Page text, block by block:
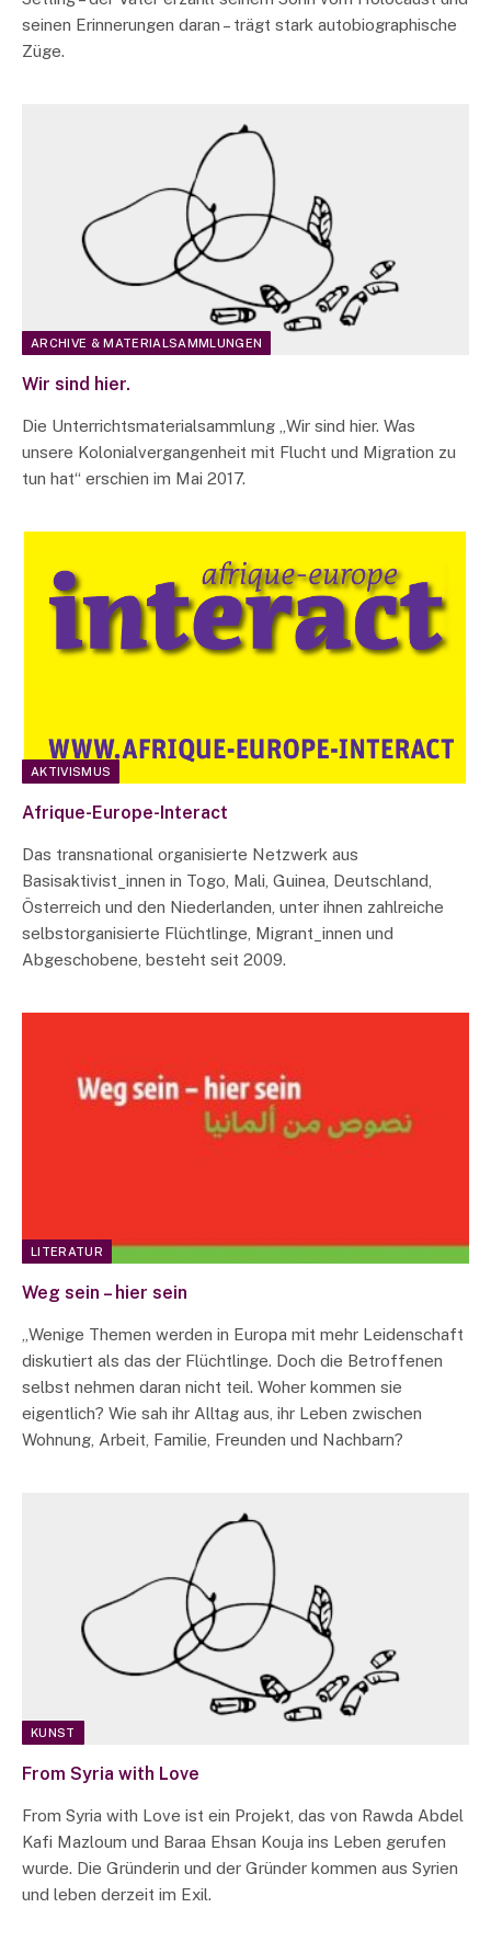
seinen Erinnerungen daran – trägt stark autobiographische
Züge.
ARCHIVE & MATERIALSAMMLUNGEN
Wir sind hier.
Die Unterrichtsmaterialsammlung „Wir sind hier. Was
unsere Kolonialvergangenheit mit Flucht und Migration zu
tun hat“ erschien im Mai 2017.
AKTIVISMUS
Afrique-Europe-Interact
Das transnational organisierte Netzwerk aus
Basisaktivist_innen in Togo, Mali, Guinea, Deutschland,
Österreich und den Niederlanden, unter ihnen zahlreiche
selbstorganisierte Flüchtlinge, Migrant_innen und
Abgeschobene, besteht seit 2009.
LITERATUR
Weg sein – hier sein
„Wenige Themen werden in Europa mit mehr Leidenschaft
diskutiert als das der Flüchtlinge. Doch die Betroffenen
selbst nehmen daran nicht teil. Woher kommen sie
eigentlich? Wie sah ihr Alltag aus, ihr Leben zwischen
Wohnung, Arbeit, Familie, Freunden und Nachbarn?
KUNST
From Syria with Love
From Syria with Love ist ein Projekt, das von Rawda Abdel
Kafi Mazloum und Baraa Ehsan Kouja ins Leben gerufen
wurde. Die Gründerin und der Gründer kommen aus Syrien
und leben derzeit im Exil.